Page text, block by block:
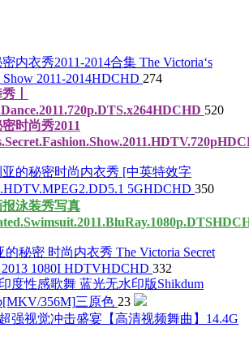
内衣秀2011-2014合集 The Victoria‘s
Show 2011-2014HDCHD 274
丨
HDCHD 520
时尚秀2011
亚的秘密时尚内衣秀 [中英特效字
5GHDCHD 350
报泳装秀写真
的秘密 时尚内衣秀 The Victoria Secret
2013 1080I HDTVHDCHD 332
度性感歌舞 蓝光无水印版Shikdum
356M]三原色 23
强视觉冲击盛宴【高清视频舞曲】14.4G